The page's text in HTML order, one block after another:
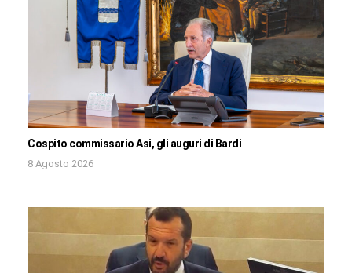
Cospito commissario Asi, gli auguri di Bardi
8 Agosto 2026